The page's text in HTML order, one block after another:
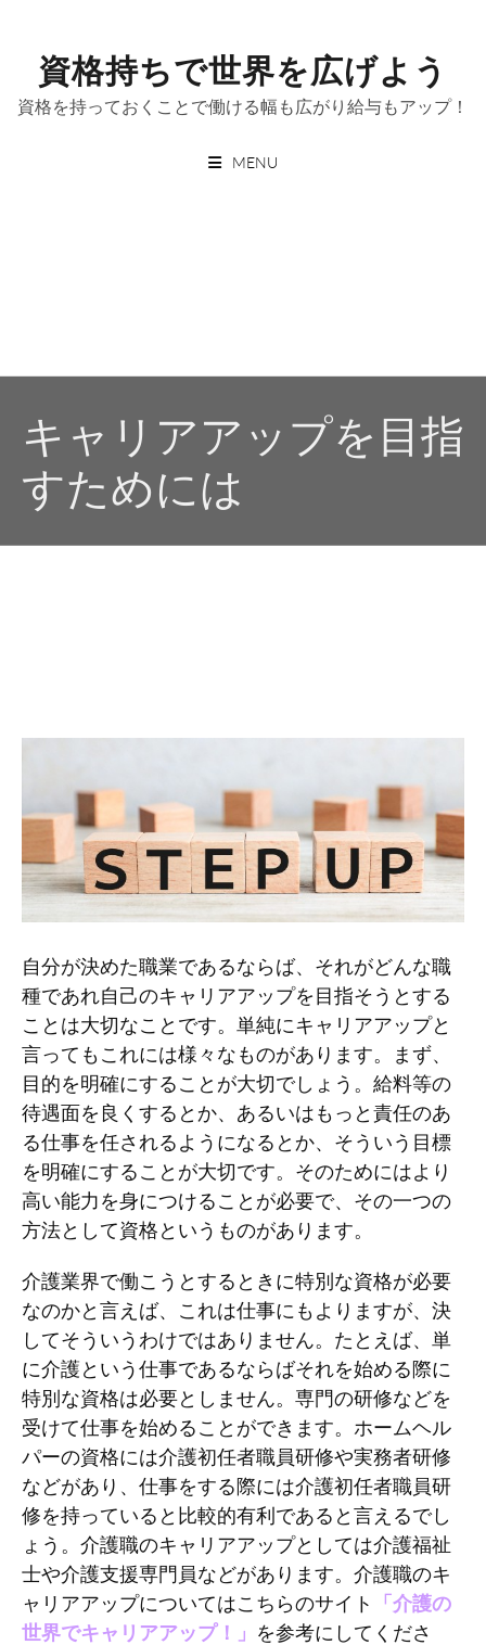
content資格持ちで世界を広げよう
資格を持っておくことで働ける幅も広がり給与もアップ！
MENU
キャリアアップを目指
すためには
自分が決めた職業であるならば、それがどんな職
種であれ自己のキャリアアップを目指そうとする
ことは大切なことです。単純にキャリアアップと
言ってもこれには様々なものがあります。まず、
目的を明確にすることが大切でしょう。給料等の
待遇面を良くするとか、あるいはもっと責任のあ
る仕事を任されるようになるとか、そういう目標
を明確にすることが大切です。そのためにはより
高い能力を身につけることが必要で、その一つの
方法として資格というものがあります。
介護業界で働こうとするときに特別な資格が必要
なのかと言えば、これは仕事にもよりますが、決
してそういうわけではありません。たとえば、単
に介護という仕事であるならばそれを始める際に
特別な資格は必要としません。専門の研修などを
受けて仕事を始めることができます。ホームヘル
パーの資格には介護初任者職員研修や実務者研修
などがあり、仕事をする際には介護初任者職員研
修を持っていると比較的有利であると言えるでし
ょう。介護職のキャリアアップとしては介護福祉
士や介護支援専門員などがあります。介護職のキ
ャリアアップについてはこちらのサイト
「介護の
世界でキャリアアップ！ 」 を参考にしてくださ